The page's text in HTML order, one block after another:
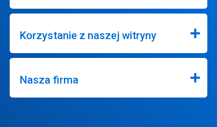
Korzystanie z naszej witryny
Nasza firma